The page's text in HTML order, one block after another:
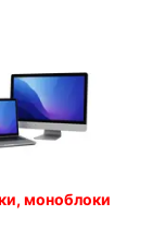
моноблоки